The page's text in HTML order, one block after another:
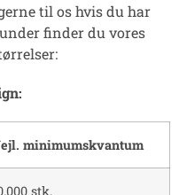
til os hvis du har
finder du vores
minimumskvantum
stk.